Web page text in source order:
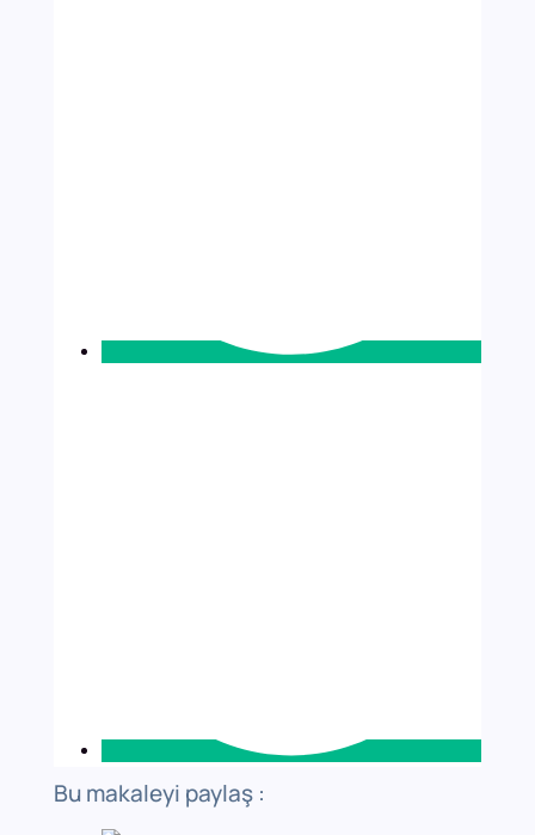
Bu makaleyi paylaş :